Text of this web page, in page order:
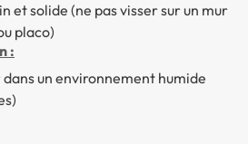
et solide (ne pas visser sur un mur
placo)
:
un environnement humide